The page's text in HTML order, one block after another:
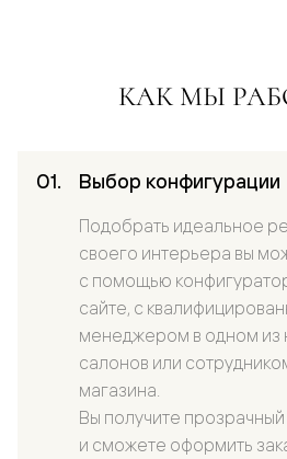
КАК МЫ
Выбор конфигурации
Подобрать идеальное
своего интерьера вы
с помощью
сайте, с
менеджером в одном из
салонов или
магазина.
Вы получите
и сможете оформить